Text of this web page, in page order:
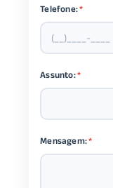
Telefone:*
Assunto:*
Mensagem:*